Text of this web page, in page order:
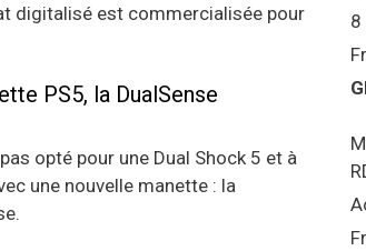
digitalisé est commercialisée pour
PS5, la DualSense
pas opté pour une Dual Shock 5 et à
une nouvelle manette : la
8